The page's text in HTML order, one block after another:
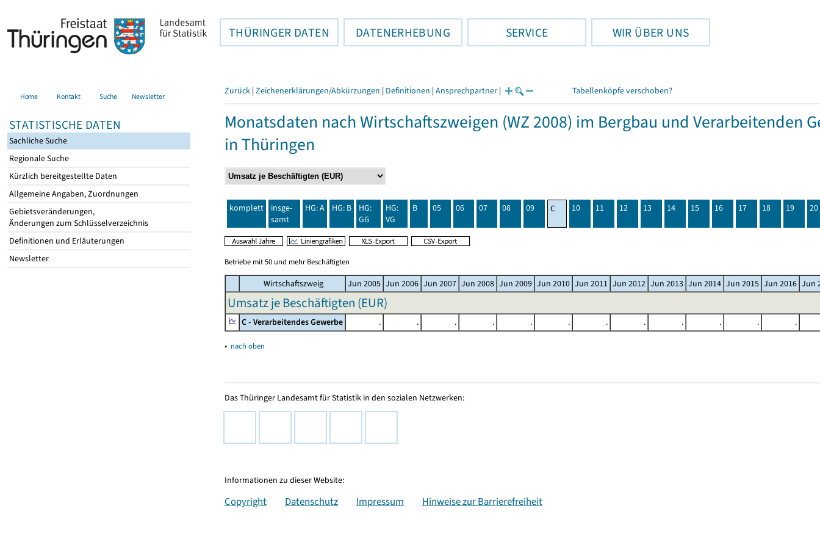
THÜRINGER DATEN DATENERHEBUNG SERVICE WIR ÜBER UNS
Home Kontakt Suche Newsletter
STATISTISCHE DATEN
Sachliche Suche
Regionale Suche
Kürzlich bereitgestellte Daten
Allgemeine Angaben, Zuordnungen
Gebietsveränderungen,
Änderungen zum Schlüsselverzeichnis
Definitionen und Erläuterungen
Newsletter
Zurück | Zeichenerklärungen/Abkürzungen | Definitionen | Ansprechpartner | Tabellenköpfe verschoben?
Monatsdaten nach Wirtschaftszweigen (WZ 2008) im Bergbau und Verarbeitenden
in Thüringen
komplett
insge-
samt
HG: A HG: B
HG:
GG
HG:
VG
B 05 06 07 08 09 C 10 11 12 13 14 15 16 17 18 19 20
Betriebe mit 50 und mehr Beschäftigten
Wirtschaftszweig Jun 2005 Jun 2006 Jun 2007 Jun 2008 Jun 2009 Jun 2010 Jun 2011 Jun 2012 Jun 2013 Jun 2014 Jun 2015 Jun 2016 Jun
Umsatz je Beschäftigten (EUR)
C - Verarbeitendes Gewerbe . . . . . . . . . . . .
▴ nach oben
Das Thüringer Landesamt für Statistik in den sozialen Netzwerken:
Informationen zu dieser Website:
Copyright Datenschutz Impressum Hinweise zur Barrierefreiheit